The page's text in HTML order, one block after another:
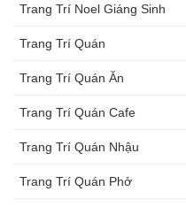
Trang Trí Noel Giáng Sinh
Trang Trí Quán
Trang Trí Quán Ăn
Trang Trí Quán Cafe
Trang Trí Quán Nhậu
Trang Trí Quán Phở